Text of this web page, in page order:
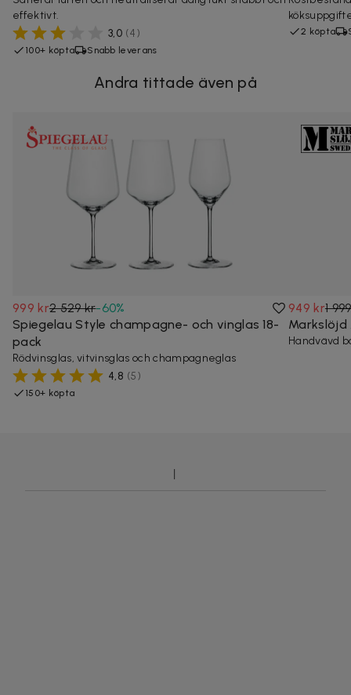
effektivt.
3,0 (4)
100+ köpta Snabb leverans
2 köpta
Andra tittade även på
999 kr2 529 kr-60%
Spiegelau Style champagne- och vinglas 18-
pack
Rödvinsglas, vitvinsglas och champagneglas
4,8 (5)
150+ köpta
949 kr1
Handvävd